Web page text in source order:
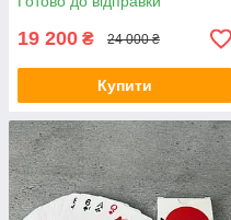
19 200 ₴ 24 000 ₴
Купити